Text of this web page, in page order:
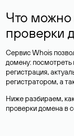
Что можно
проверки
Сервис Whois
домену: посмотреть
регистрация,
регистратором, а
Ниже разбираем,
проверки домена в